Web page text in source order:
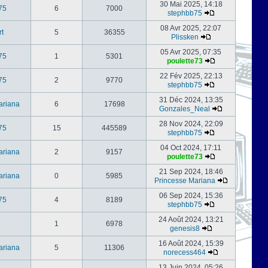
6 7000
30 Mai 2025, 14:18
stephbb75
5 36355
08 Avr 2025, 22:07
Plissken
1 5301
05 Avr 2025, 07:35
poulette73
2 9770
22 Fév 2025, 22:13
stephbb75
6 17698
31 Déc 2024, 13:35
Gonzales_Neal
15 445589
28 Nov 2024, 22:09
stephbb75
2 9157
04 Oct 2024, 17:11
poulette73
0 5985
21 Sep 2024, 18:46
Princesse Mariana
4 8189
06 Sep 2024, 15:36
stephbb75
1 6978
24 Août 2024, 13:21
genesis8
5 11306
16 Août 2024, 15:39
norecess464